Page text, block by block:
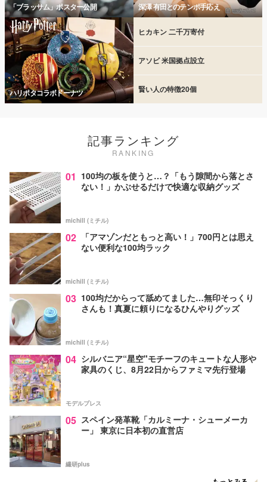
「ブラッサム」ポスター公開 深澤 有田とのテンポ手応え
ハリポタコラボドーナツ
ヒカキン 二千万寄付
アソビ 米国拠点設立
賢い人の特徴20個
記事ランキング
RANKING
01 100均の板を使うと…？「もう隙間から落とさ
ない！」かぶせるだけで快適な収納グッズ
michill (ミチル)
02
「アマゾンだともっと高い！」700円とは思え
ない便利な100均ラック
michill (ミチル)
03 100均だからって舐めてました…無印そっくり
さんも！真夏に頼りになるひんやりグッズ
michill (ミチル)
04 シルバニア“星空"モチーフのキュートな人形や
家具のくじ、8月22日からファミマ先行登場
モデルプレス
05 スペイン発革靴「カルミーナ・シューメーカ
ー」 東京に日本初の直営店
繊研plus